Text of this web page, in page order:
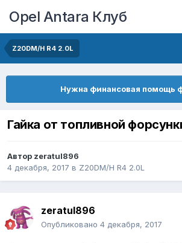
Opel Antara Клуб
Z20DM/H R4 2.0L
Нужна финансовая помощь
Гайка от топливной
Автор zeratul896
4 декабря, 2017 в Z20DM/H R4 2.0L
zeratul896
Опубликовано 4 декабря, 2017